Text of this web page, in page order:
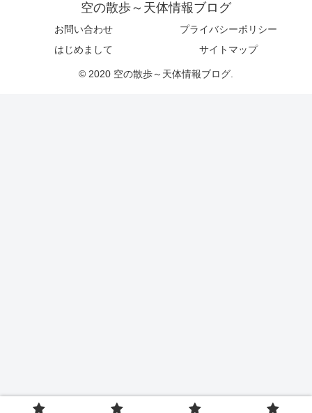
空の散歩～天体情報ブログ
お問い合わせ
プライバシーポリシー
はじめまして
サイトマップ
© 2020 空の散歩～天体情報ブログ.